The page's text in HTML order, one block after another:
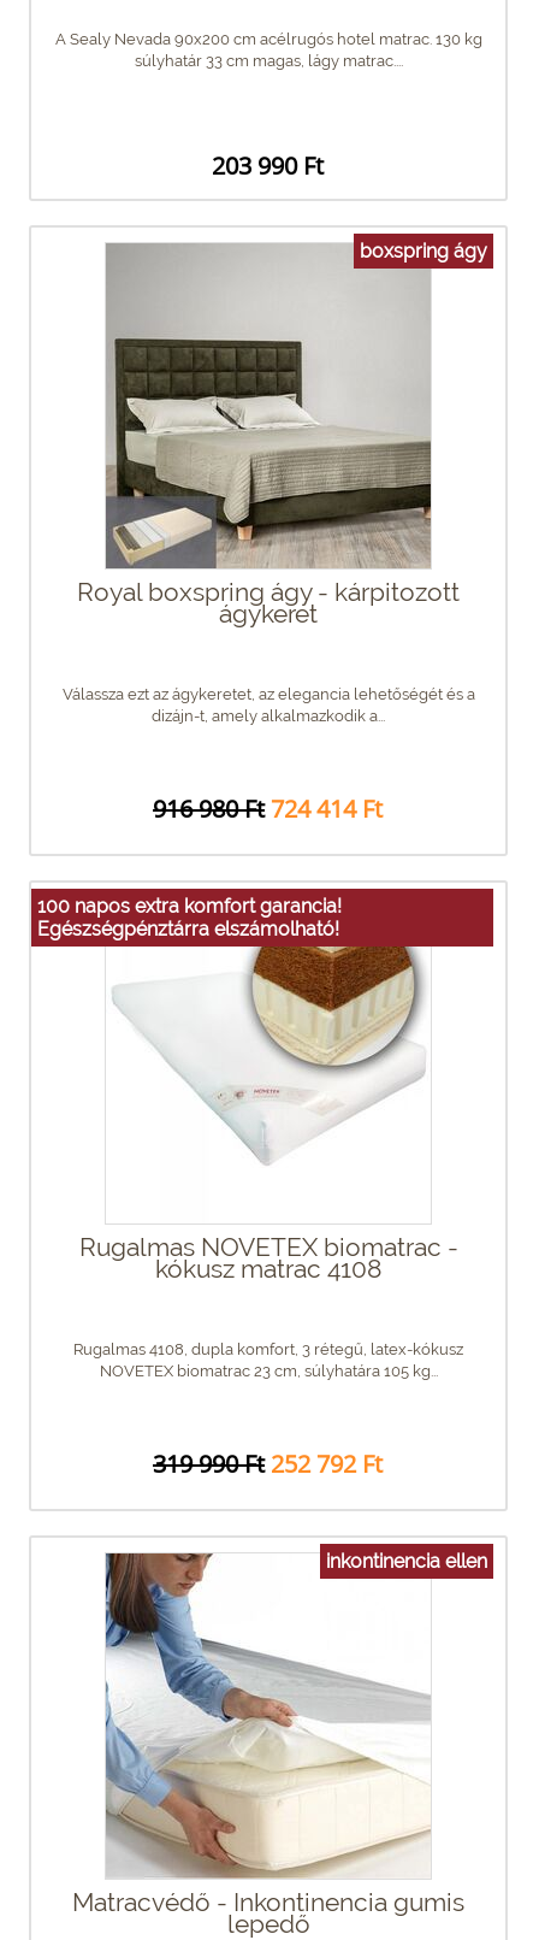
A Sealy Nevada 90x200 cm acélrugós hotel matrac. 130 kg
súlyhatár 33 cm magas, lágy matrac....
203 990 Ft
boxspring ágy
Royal boxspring ágy - kárpitozott
ágykeret
Válassza ezt az ágykeretet, az elegancia lehetőségét és a
dizájn-t, amely alkalmazkodik a...
916 980 Ft 724 414 Ft
100 napos extra komfort garancia!
Egészségpénztárra elszámolható!
Rugalmas NOVETEX biomatrac -
kókusz matrac 4108
Rugalmas 4108, dupla komfort, 3 rétegű, latex-kókusz
NOVETEX biomatrac 23 cm, súlyhatára 105 kg...
319 990 Ft 252 792 Ft
inkontinencia ellen
Matracvédő - Inkontinencia gumis
lepedő